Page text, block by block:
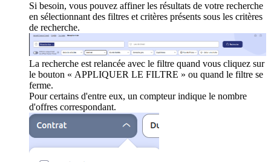
Si besoin, vous pouvez affiner les résultats de votre recherche
en sélectionnant des filtres et critères présents sous les critères
de recherche.
La recherche est relancée avec le filtre quand vous cliquez sur
le bouton « APPLIQUER LE FILTRE » ou quand le filtre se
ferme.
Pour certains d'entre eux, un compteur indique le nombre
d'offres correspondant.